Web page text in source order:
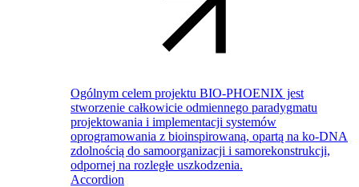
Ogólnym celem projektu BIO-PHOENIX jest
stworzenie całkowicie odmiennego paradygmatu
projektowania i implementacji systemów
oprogramowania z bioinspirowaną, opartą na ko-DNA
zdolnością do samoorganizacji i samorekonstrukcji,
odpornej na rozległe uszkodzenia.
Accordion